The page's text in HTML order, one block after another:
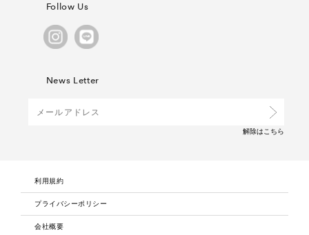
Follow Us
News Letter
解除は こちら
利用規約
プライバシーポリシー
会社概要